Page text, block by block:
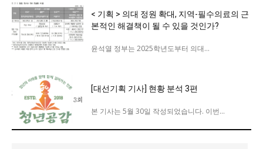
대중문화
교육
교육일반
교육청
학교
기획기사
< 기획 > 의대 정원 확대, 지역-필수의료의 근
본적인 해결책이 될 수 있을 것인가?
윤석열 정부는 2025학년도부터 의대...
[대선기획 기사] 현황 분석 3편
본 기사는 5월 30일 작성되었습니다. 이번...